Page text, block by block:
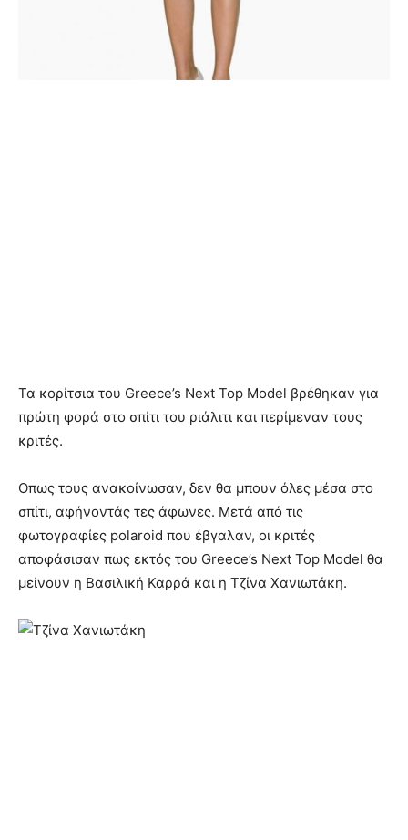
Τα κορίτσια του Greece’s Next Top Model βρέθηκαν για
πρώτη φορά στο σπίτι του ριάλιτι και περίμεναν τους
κριτές.
Οπως τους ανακοίνωσαν, δεν θα μπουν όλες μέσα στο
σπίτι, αφήνοντάς τες άφωνες. Μετά από τις
φωτογραφίες polaroid που έβγαλαν, οι κριτές
αποφάσισαν πως εκτός του Greece’s Next Top Model θα
μείνουν η Βασιλική Καρρά και η Τζίνα Χανιωτάκη.